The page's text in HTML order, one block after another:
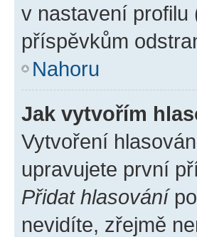
v nastavení profilu
příspěvkům
Nahoru
Jak vytvořím
Vytvoření
upravujete první
Přidat hlasování
nevidíte, zřejmě